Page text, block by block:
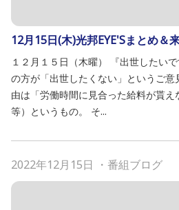
12月15日(木)光邦EYE'Sまとめ＆
１２月１５日（木曜） 『出世したい
の方が「出世したくない」というご
由は「労働時間に見合った給料が貰
等）というもの。 そ...
2022年12月15日 ・ 番組ブログ